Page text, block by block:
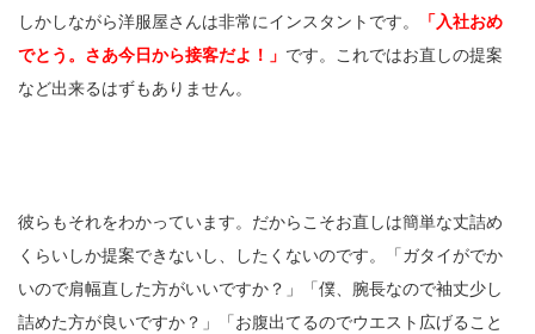
しかしながら洋服屋さんは非常にインスタントです。
「入社おめ
でとう。さあ今日から接客だよ！」 です。これではお直しの提案
など出来るはずもありません。
彼らもそれをわかっています。だからこそお直しは簡単な丈詰め
くらいしか提案できないし、したくないのです。「ガタイがでか
いので肩幅直した方がいいですか？」「僕、腕長なので袖丈少し
詰めた方が良いですか？」「お腹出てるのでウエスト広げること